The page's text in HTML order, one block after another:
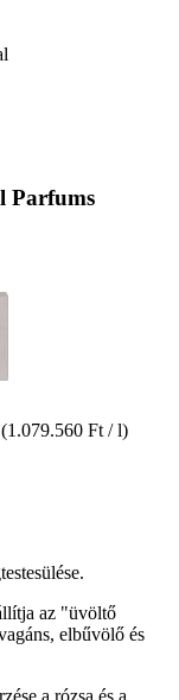
Parfums
(1.079.560 Ft / l)
az "üvöltő
elbűvölő és
a rózsa és a